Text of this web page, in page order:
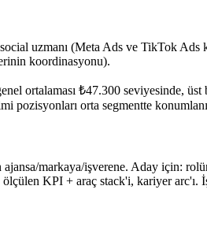
uzmanı (Meta Ads ve TikTok Ads
koordinasyonu).
ortalaması ₺47.300 seviyesinde,
pozisyonları orta segmentte
markaya/işverene. Aday için:
KPI + araç stack'i, kariyer arc'ı.